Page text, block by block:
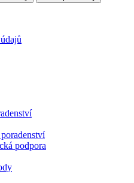
podpora